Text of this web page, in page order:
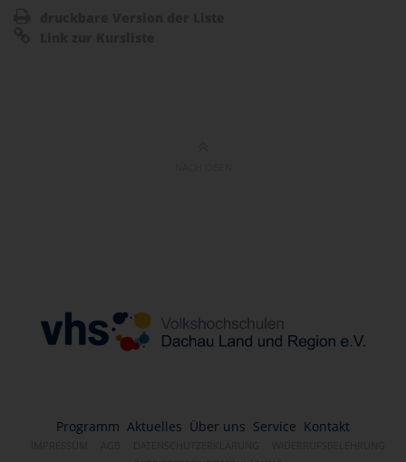
Programm Aktuelles Über uns Service Kontakt